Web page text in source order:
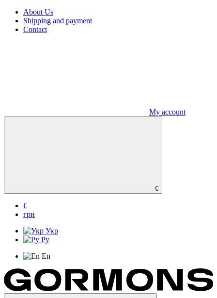
About Us
Shipping and payment
Contact
My account
€
€
грн
Укр
Ру
En